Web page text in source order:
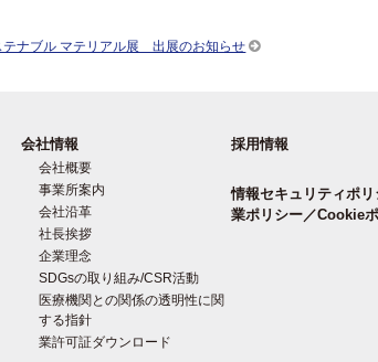
ナブル マテリアル展 出展のお知らせ
会社情報
会社概要
事業所案内
会社沿革
社長挨拶
企業理念
SDGsの取り組み/CSR活動
医療機関との関係の透明性に関
する指針
業許可証ダウンロード
採用情報
情報セキュリティポ
業ポリシー／Cookie